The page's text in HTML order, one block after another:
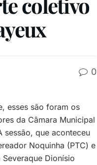
coletivo
0
esses são foram os
da Câmara Municipal
sessão, que aconteceu
Noquinha (PTC) e
Dionísio